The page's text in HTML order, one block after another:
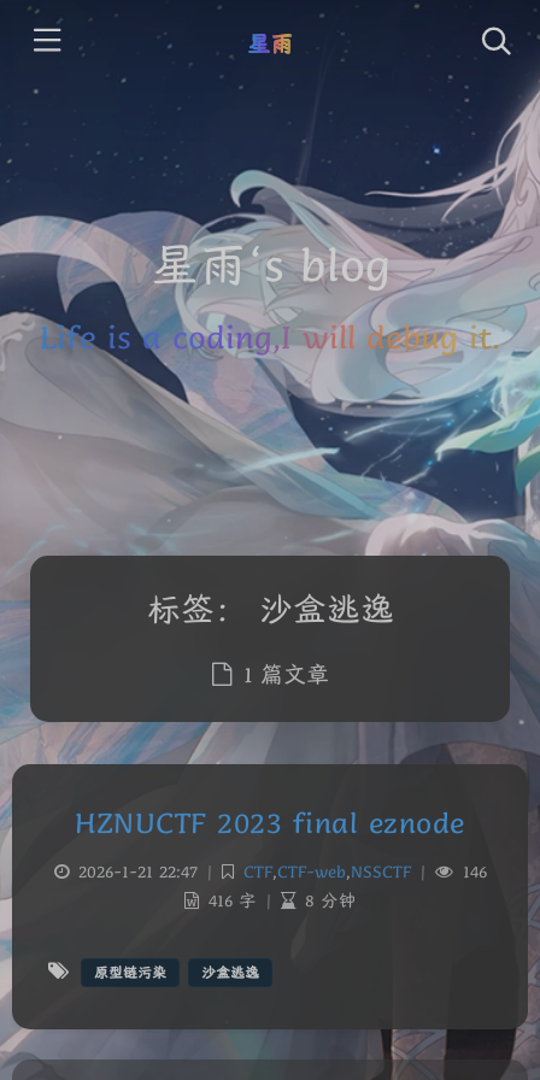
星雨
星雨‘s blog
Life is a coding,I will debug it.
标签： 沙盒逃逸
1 篇文章
HZNUCTF 2023 final eznode
2026-1-21 22:47 | CTF,CTF-web,NSSCTF |
146
416 字 | 8 分钟
原型链污染 沙盒逃逸